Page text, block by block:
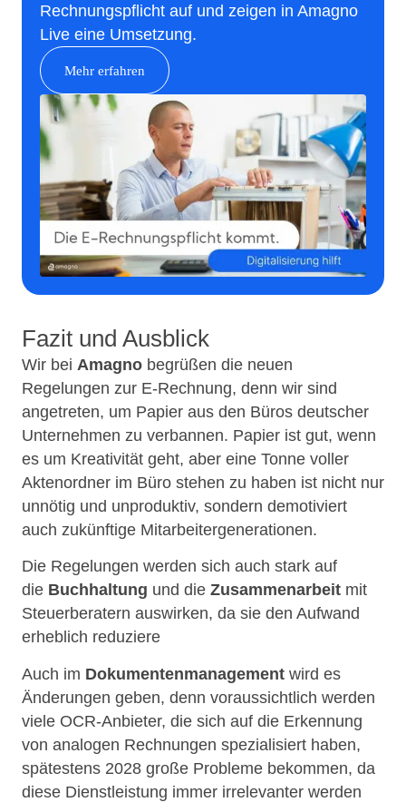
Rechnungspflicht auf und zeigen in Amagno
Live eine Umsetzung.
Mehr erfahren
Fazit und Ausblick
Wir bei Amagno begrüßen die neuen
Regelungen zur E-Rechnung, denn wir sind
angetreten, um Papier aus den Büros deutscher
Unternehmen zu verbannen. Papier ist gut, wenn
es um Kreativität geht, aber eine Tonne voller
Aktenordner im Büro stehen zu haben ist nicht nur
unnötig und unproduktiv, sondern demotiviert
auch zukünftige Mitarbeitergenerationen.
Die Regelungen werden sich auch stark auf
die Buchhaltung und die Zusammenarbeit mit
Steuerberatern auswirken, da sie den Aufwand
erheblich reduziere
Auch im Dokumentenmanagement wird es
Änderungen geben, denn voraussichtlich werden
viele OCR-Anbieter, die sich auf die Erkennung
von analogen Rechnungen spezialisiert haben,
spätestens 2028 große Probleme bekommen, da
diese Dienstleistung immer irrelevanter werden